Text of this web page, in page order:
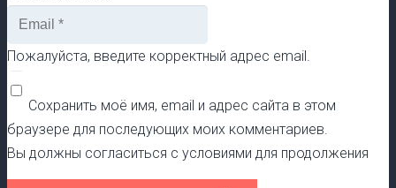
Пожалуйста, введите корректный адрес email.
Сохранить моё имя, email и адрес сайта в этом
браузере для последующих моих комментариев.
Вы должны согласиться с условиями для продолжения